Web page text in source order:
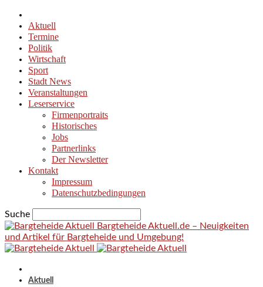
Aktuell
Termine
Politik
Wirtschaft
Sport
Stadt News
Veranstaltungen
Leserservice
Firmenportraits
Historisches
Jobs
Partnerlinks
Der Newsletter
Kontakt
Impressum
Datenschutzbedingungen
Suche
Bargteheide Aktuell.de – Neuigkeiten
und Artikel für Bargteheide und Umgebung!
Aktuell